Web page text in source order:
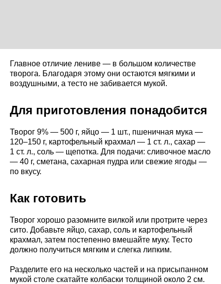
Главное отличие лениве — в большом количестве
творога. Благодаря этому они остаются мягкими и
воздушными, а тесто не забивается мукой.
Для приготовления понадобится
Творог 9% — 500 г, яйцо — 1 шт., пшеничная мука —
120–150 г, картофельный крахмал — 1 ст. л., сахар —
1 ст. л., соль — щепотка. Для подачи: сливочное масло
— 40 г, сметана, сахарная пудра или свежие ягоды —
по вкусу.
Как готовить
Творог хорошо разомните вилкой или протрите через
сито. Добавьте яйцо, сахар, соль и картофельный
крахмал, затем постепенно вмешайте муку. Тесто
должно получиться мягким и слегка липким.
Разделите его на несколько частей и на присыпанном
мукой столе скатайте колбаски толщиной около 2 см.